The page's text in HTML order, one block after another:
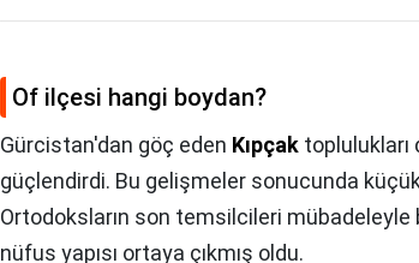
Of ilçesi hangi boydan?
Gürcistan'dan göç eden Kıpçak
güçlendirdi. Bu gelişmeler sonucunda küçük
Ortodoksların son temsilcileri mübadeleyle
nüfus yapısı ortaya çıkmış oldu.